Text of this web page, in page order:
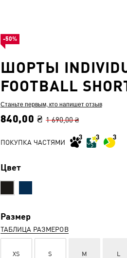
ШОРТЫ
FOOTBALL
Станьте первым, кто напишет отзыв
840,00 ₴ 1 690,00 ₴
ПОКУПКА ЧАСТЯМИ
Цвет
Размер
ТАБЛИЦА РАЗМЕРОВ
XS S M L
-50%